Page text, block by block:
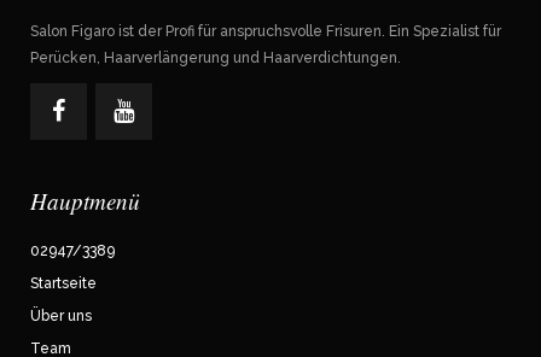
Salon Figaro ist der Profi für anspruchsvolle Frisuren. Ein Spezialist für
Perücken, Haarverlängerung und Haarverdichtungen.
Hauptmenü
02947/3389
Startseite
Über uns
Team